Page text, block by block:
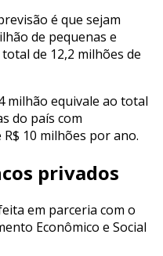
é que sejam
de pequenas e
de 12,2 milhões de
milhão equivale ao total
do país com
10 milhões por ano.
privados
em parceria com o
Econômico e Social